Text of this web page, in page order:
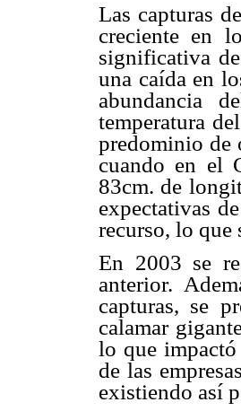
Las capturas
creciente en
significativa
una caída en
abundancia
temperatura
predominio de
cuando en el
83cm. de
expectativas
recurso, lo que
En 2003 se
anterior.
capturas, se
calamar
lo que impactó
de las
existiendo así